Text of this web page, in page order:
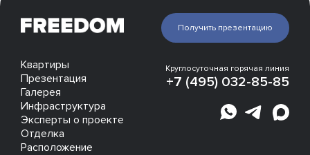
Квартиры
Презентация
Галерея
Инфраструктура
Эксперты о проекте
Отделка
Расположение
Круглосуточная горячая линия
+7 (495) 032-85-85
Получить презентацию